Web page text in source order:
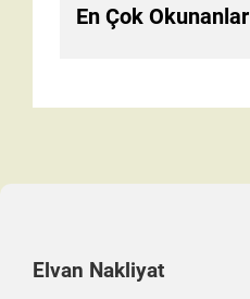
En Çok Okunanlar
Elvan Nakliyat